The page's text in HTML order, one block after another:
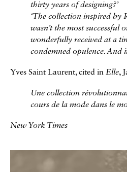
thirty years of designing?’
‘The collection inspired by
wasn’t the most successful
wonderfully received at a
condemned opulence. And
Yves Saint Laurent, cited in Elle,
Une collection
cours de la mode dans le
New York Times